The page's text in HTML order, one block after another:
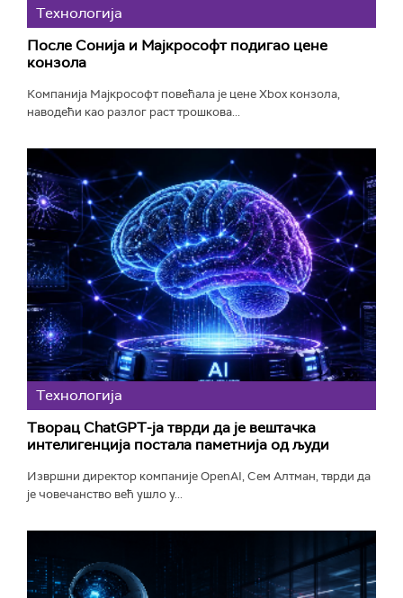
Технологијa
После Сонија и Мајкрософт подигао цене
конзола
Компанија Мајкрософт повећала је цене Xbox конзола,
наводећи као разлог раст трошкова...
Технологијa
Творац ChatGPT-ја тврди да је вештачка
интелигенција постала паметнија од људи
Извршни директор компаније OpenAI, Сем Алтман, тврди да
је човечанство већ ушло у...